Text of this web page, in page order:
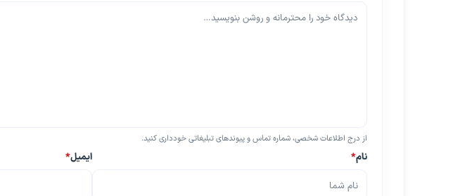
از درج اطلاعات شخصی، شماره تماس و پیوندهای تبلیغاتی خودداری کنید.
نام* ایمیل*